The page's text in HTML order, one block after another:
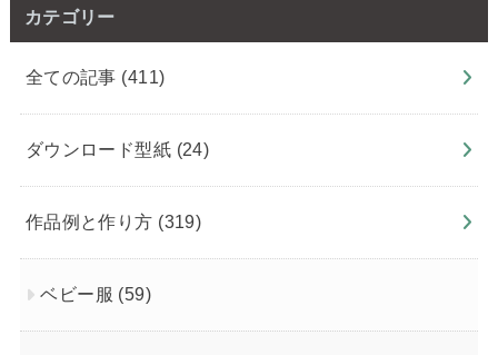
カテゴリー
全ての記事 (411)
ダウンロード型紙 (24)
作品例と作り方 (319)
ベビー服 (59)